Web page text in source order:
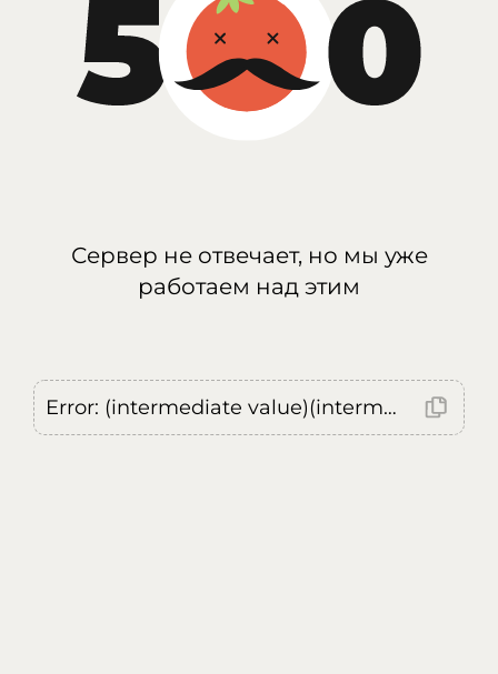
Сервер не отвечает, но мы уже
работаем над этим
Error: (intermediate value)(intermediate value)(intermediate value).replaceAll is not a function